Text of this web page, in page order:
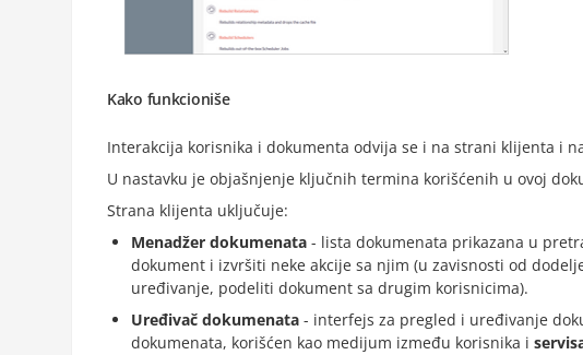
Kako funkcioniše
Interakcija korisnika i dokumenta odvija se i na strani klijenta i
U nastavku je objašnjenje ključnih termina korišćenih u ovoj
Strana klijenta uključuje:
Menadžer dokumenata - lista dokumenata prikazana u
dokument i izvršiti neke akcije sa njim (u zavisnosti od
uređivanje, podeliti dokument sa drugim korisnicima).
Uređivač dokumenata - interfejs za pregled i uređivanje
dokumenata, korišćen kao medijum između korisnika i